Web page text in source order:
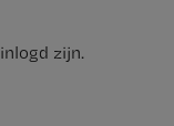
zijn.